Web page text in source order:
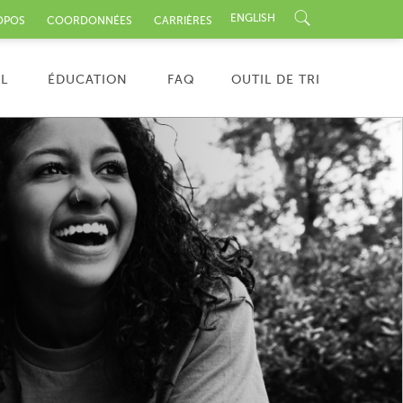
COORDONNÉES CARRIÈRES ENGLISH
OUTIL DE TRI
ÉDUCATION FAQ